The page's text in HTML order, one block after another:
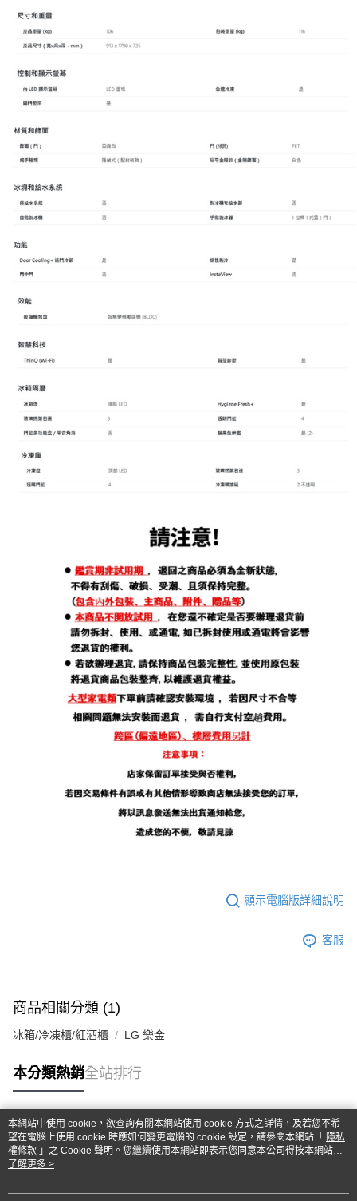
顯示電腦版詳細說明
客服
商品相關分類 (1)
冰箱/冷凍櫃/紅酒櫃 LG 樂金
本分類熱銷全站排行
熱門標籤
本網站中使用 cookie，欲查詢有關本網站使用 cookie 方式之詳情，及若您不希
望在電腦上使用 cookie 時應如何變更電腦的 cookie 設定，請參閱本網站「 隱私
權條款 」之 Cookie 聲明。您繼續使用本網站即表示您同意本公司得按本網站使
用條款之 Cookie 聲明使用 cookie。
了解更多 >